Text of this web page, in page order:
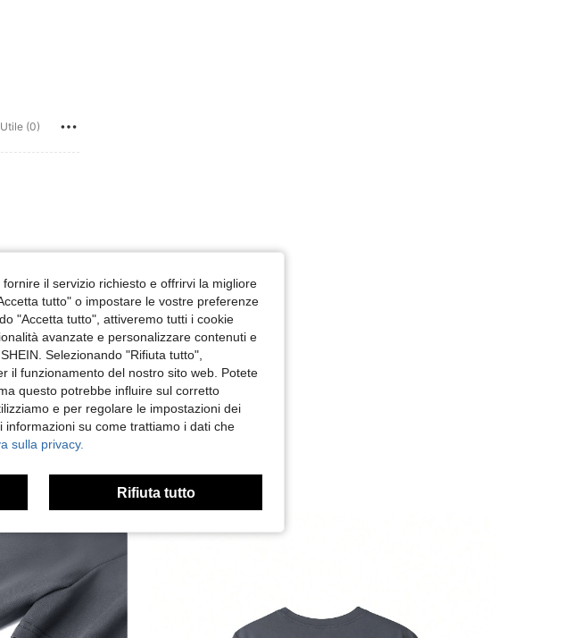
Utile (0)
Utile (0)
il servizio richiesto e offrirvi la migliore
tutto" o impostare le vostre preferenze
"Accetta tutto", attiveremo tutti i cookie
avanzate e personalizzare contenuti e
Selezionando "Rifiuta tutto",
il funzionamento del nostro sito web. Potete
questo potrebbe influire sul corretto
e per regolare le impostazioni dei
su come trattiamo i dati che
sulla privacy.
Rifiuta tutto